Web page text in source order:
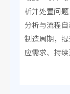
析并处置问
分析与流程
制造周期，
应需求、持续